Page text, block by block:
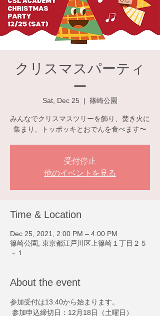
クリスマスパーティ
ー
Sat, Dec 25
  |
篠崎公園
みんなでクリスマスツリーを飾り、焚き火に
集まり、トッポッキとおでんを食べます〜
受付停止
他のイベントを見る
Time & Location
Dec 25, 2021, 2:00 PM – 4:00 PM
篠崎公園, 東京都江戸川区上篠崎１丁目２５
－１
About the event
参加受付は13:40から始まります。
参加申込締切日：12月18日（土曜日）